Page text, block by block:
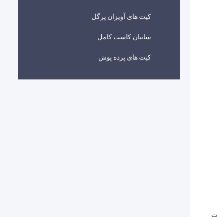
کیت های آویزان پرگل
سایبان کاست کامل
کیت های پرده پوش